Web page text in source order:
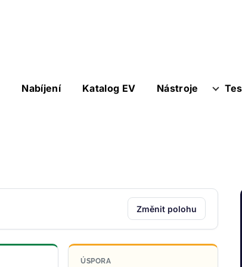
Nabíjení Katalog EV Nástroje
Změnit polohu
ÚSPORA